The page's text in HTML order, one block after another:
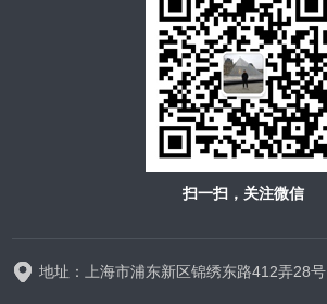
扫一扫，关注微信
地址：上海市浦东新区锦绣东路412弄28号